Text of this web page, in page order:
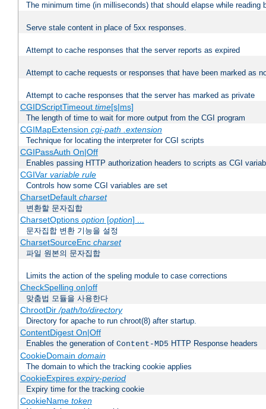
The minimum time (in milliseconds) that should elapse while reading
Serve stale content in place of 5xx responses.
Attempt to cache responses that the server reports as expired
Attempt to cache requests or responses that have been marked as
Attempt to cache responses that the server has marked as private
CGIDScriptTimeout time[s|ms]
The length of time to wait for more output from the CGI program
CGIMapExtension cgi-path .extension
Technique for locating the interpreter for CGI scripts
CGIPassAuth On|Off
Enables passing HTTP authorization headers to scripts as CGI
CGIVar variable rule
Controls how some CGI variables are set
CharsetDefault charset
변환할 문자집합
CharsetOptions option[option] ...
문자집합 변환 기능을 설정
CharsetSourceEnc charset
파일 원본의 문자집합
Limits the action of the speling module to case corrections
CheckSpelling on|off
맞춤법 모듈을 사용한다
ChrootDir/path/to/directory
Directory for apache to run chroot(8) after startup.
ContentDigest On|Off
Enables the generation of Content-MD5 HTTP Response headers
CookieDomain domain
The domain to which the tracking cookie applies
CookieExpires expiry-period
Expiry time for the tracking cookie
CookieName token